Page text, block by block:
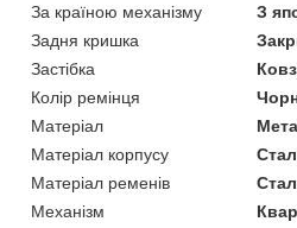
За країною механізму
З
Задня кришка
Застібка
Колір ремінця
Матеріал
Матеріал корпусу
Матеріал ременів
Механізм